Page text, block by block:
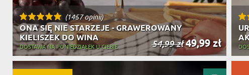
(1457 opinii)
ONA SIĘ NIE STARZEJE - GRAWEROWANY
KIELISZEK DO WINA
54,99 zł49,99 zł
DOSTAWA NA PONIEDZIAŁEK U CIEBIE